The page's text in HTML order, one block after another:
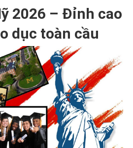
2026 – Đỉnh cao
dục toàn cầu